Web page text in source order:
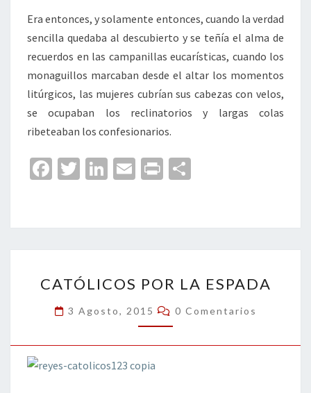
Era entonces, y solamente entonces, cuando la verdad
sencilla quedaba al descubierto y se teñía el alma de
recuerdos en las campanillas eucarísticas, cuando los
monaguillos marcaban desde el altar los momentos
litúrgicos, las mujeres cubrían sus cabezas con velos,
se ocupaban los reclinatorios y largas colas
ribeteaban los confesionarios.
Fa
o
o
k
T
er
Li
dI
n
E
l
Pr
p
ar
tir
POR
LA
ESPADA
CATÓLICOS POR LA ESPADA
3 Agosto, 2015 Comentarios
0 Comentarios